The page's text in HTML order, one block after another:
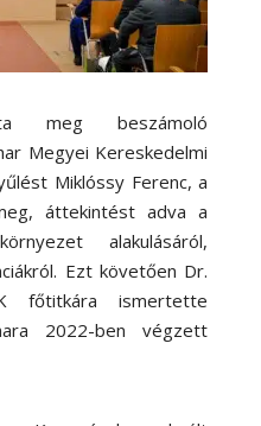
meg beszámoló
Megyei Kereskedelmi
Miklóssy Ferenc, a
áttekintést adva a
alakulásáról,
Ezt követően Dr.
főtitkára ismertette
2022-ben végzett